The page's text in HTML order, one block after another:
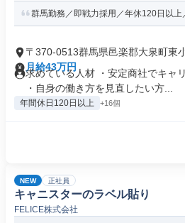
群馬勤務／即戦力採用／年休120日以上
〒370-0513群馬県邑楽郡大泉町東
月給43万円
求めている人材 ・安定商社でキャ
・自身の働き方を見直したい方...
年間休日120日以上 +16個
NEW 正社員
キャニスターのラベル貼り
FELICE株式会社